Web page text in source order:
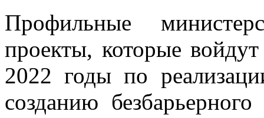
Прoфильныe
прoeкты, которые
2022 годы по
созданию